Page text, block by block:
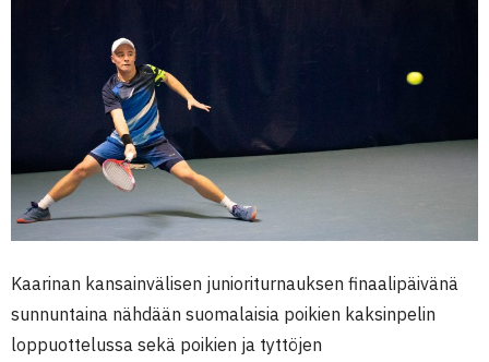
Kaarinan kansainvälisen junioriturnauksen finaalipäivänä
sunnuntaina nähdään suomalaisia poikien kaksinpelin
loppuottelussa sekä poikien ja tyttöjen